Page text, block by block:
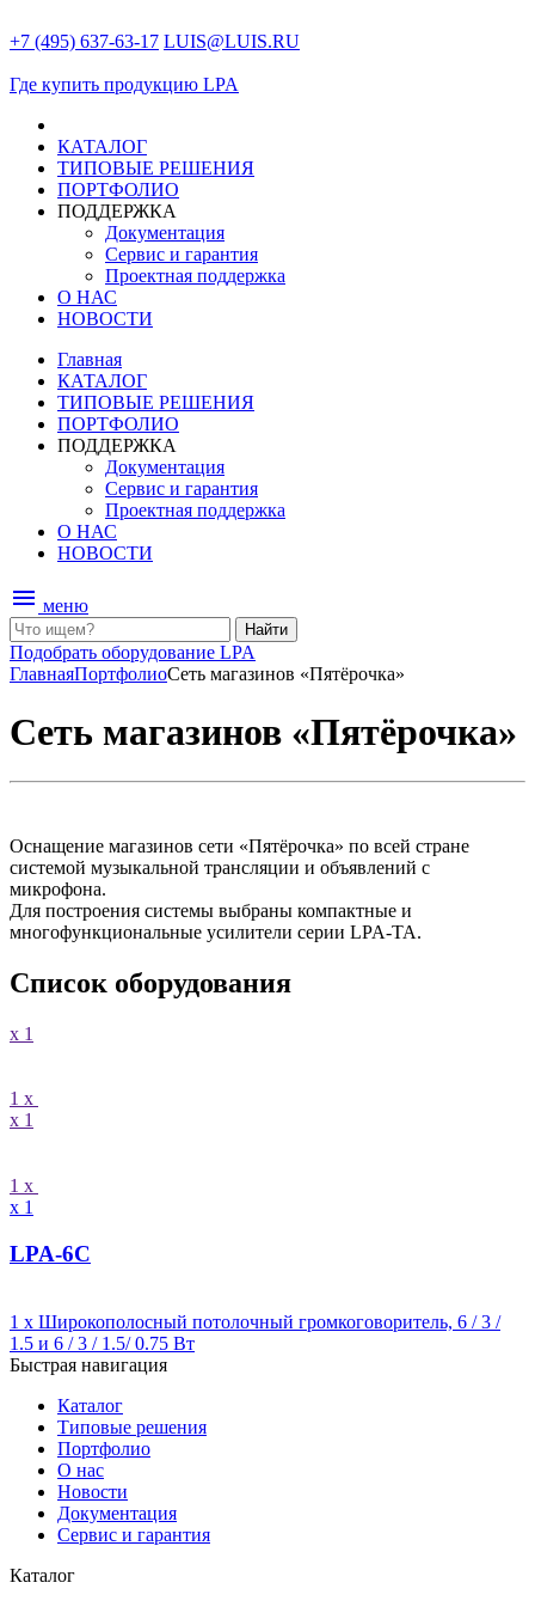
+7 (495) 637-63-17 LUIS@LUIS.RU
Где купить продукцию LPA
КАТАЛОГ
ТИПОВЫЕ РЕШЕНИЯ
ПОРТФОЛИО
ПОДДЕРЖКА
Документация
Сервис и гарантия
Проектная поддержка
О НАС
НОВОСТИ
Главная
КАТАЛОГ
ТИПОВЫЕ РЕШЕНИЯ
ПОРТФОЛИО
ПОДДЕРЖКА
Документация
Сервис и гарантия
Проектная поддержка
О НАС
НОВОСТИ
menu меню
Найти
Подобрать оборудование LPA
ГлавнаяПортфолиоСеть магазинов «Пятёрочка»
Сеть магазинов «Пятёрочка»
Оснащение магазинов сети «Пятёрочка» по всей стране
системой музыкальной трансляции и объявлений с
микрофона.
Для построения системы выбраны компактные и
многофункциональные усилители серии LPA-TA.
Список оборудования
x 1
1 x
x 1
1 x
x 1
LPA-6C
1 x Широкополосный потолочный громкоговоритель, 6 / 3 /
1.5 и 6 / 3 / 1.5/ 0.75 Вт
Быстрая навигация
Каталог
Типовые решения
Портфолио
О нас
Новости
Документация
Сервис и гарантия
Каталог